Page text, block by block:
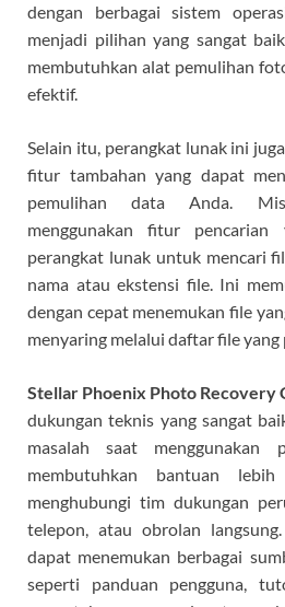
dengan berbagai sistem
menjadi pilihan yang sangat
membutuhkan alat pemulihan
efektif.
Selain itu, perangkat lunak ini
fitur tambahan yang dapat
pemulihan data Anda.
menggunakan fitur pencarian
perangkat lunak untuk mencari
nama atau ekstensi file. Ini
dengan cepat menemukan file
menyaring melalui daftar file yang
Stellar Phoenix Photo Recovery
dukungan teknis yang sangat
masalah saat menggunakan
membutuhkan bantuan
menghubungi tim dukungan
telepon, atau obrolan
dapat menemukan berbagai
seperti panduan pengguna,